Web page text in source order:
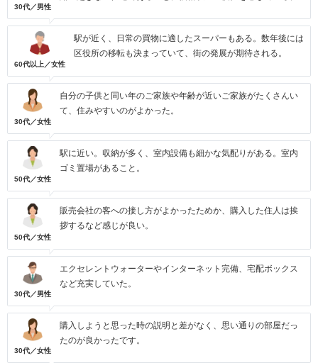
30代／男性
60代以上／女性
駅が近く、日常の買物に適したスーパーもある。数年後には
区役所の移転も決まっていて、街の発展が期待される。
30代／女性
自分の子供と同い年のご家族や年齢が近いご家族がたくさんい
て、住みやすいのがよかった。
50代／女性
駅に近い。収納が多く、室内設備も細かな気配りがある。室内
ゴミ置場があること。
50代／女性
販売会社の客への接し方がよかったためか、購入した住人は挨
拶するなど感じが良い。
30代／男性
エクセレントウォーターやインターネット完備、宅配ボックス
など充実していた。
30代／女性
購入しようと思った時の説明と差がなく、思い通りの部屋だっ
たのが良かったです。